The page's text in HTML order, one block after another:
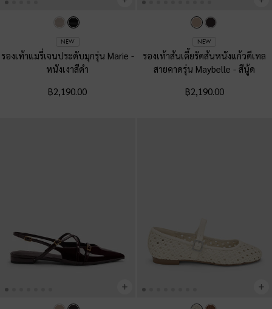
NEW
รองเท้าแมรี่เจนประดับมุกรุ่น Marie -
หนังเงาสีดำ
฿2,190.00
NEW
รองเท้าส้นเตี้ยรัดส้นหนังแก้วดีเทล
สายคาดรุ่น Maybelle-สีนู้ด
฿2,190.00